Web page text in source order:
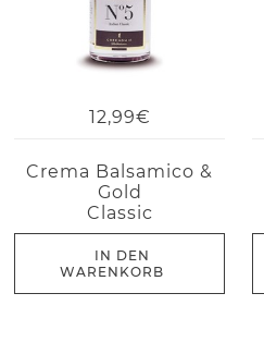
12,99€
Crema Balsamico &
Gold
Classic
IN DEN
WARENKORB